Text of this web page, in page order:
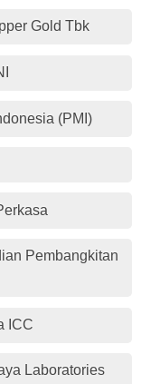
Gold Tbk
(PMI)
Pembangkitan
ICC
Laboratories